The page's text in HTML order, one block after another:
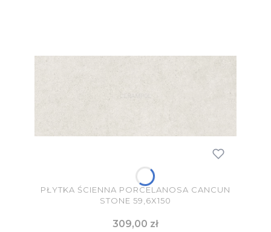
PŁYTKA ŚCIENNA PORCELANOSA CANCUN
STONE 59,6X150
Cena
309,00 zł